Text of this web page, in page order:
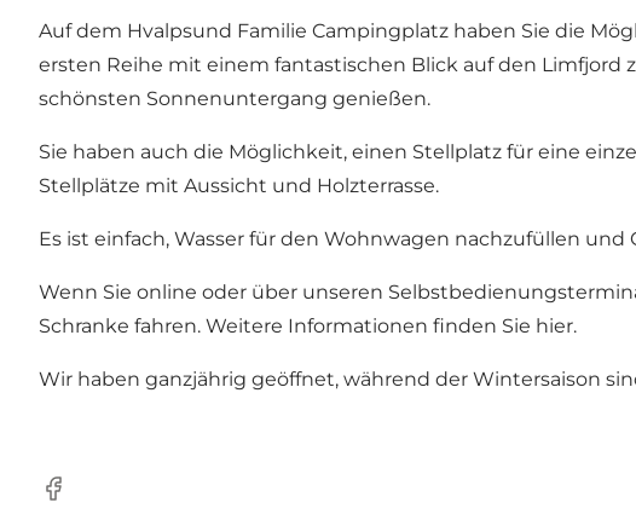
Auf dem Hvalpsund Familie Campingplatz haben Sie die
ersten Reihe mit einem fantastischen Blick auf den Limfjord
schönsten Sonnenuntergang genießen.
Sie haben auch die Möglichkeit, einen Stellplatz für eine
Stellplätze mit Aussicht und Holzterrasse.
Es ist einfach, Wasser für den Wohnwagen nachzufüllen und
Wenn Sie online oder über unseren
Schranke fahren. Weitere Informationen finden Sie hier.
Wir haben ganzjährig geöffnet, während der Wintersaison
Facebook